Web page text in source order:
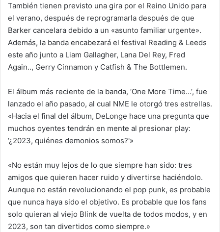
También tienen previsto una gira por el Reino Unido para
el verano, después de reprogramarla después de que
Barker cancelara debido a un «asunto familiar urgente».
Además, la banda encabezará el festival Reading & Leeds
este año junto a Liam Gallagher, Lana Del Rey, Fred
Again.., Gerry Cinnamon y Catfish & The Bottlemen.
El álbum más reciente de la banda, ‘One More Time…’, fue
lanzado el año pasado, al cual NME le otorgó tres estrellas.
«Hacia el final del álbum, DeLonge hace una pregunta que
muchos oyentes tendrán en mente al presionar play:
‘¿2023, quiénes demonios somos?'»
«No están muy lejos de lo que siempre han sido: tres
amigos que quieren hacer ruido y divertirse haciéndolo.
Aunque no están revolucionando el pop punk, es probable
que nunca haya sido el objetivo. Es probable que los fans
solo quieran al viejo Blink de vuelta de todos modos, y en
2023, son tan divertidos como siempre.»